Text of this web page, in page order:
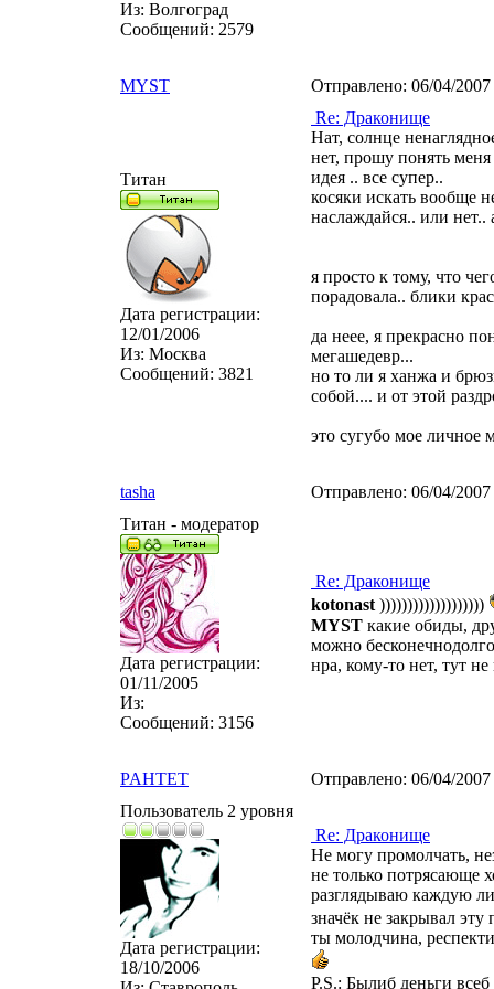
Из: Волгоград
Сообщений: 2579
MYST Отправлено: 06/04/
Титан
Дата регистрации:
12/01/2006
Из: Москва
Сообщений: 3821
Re: Драконище
Нат, солнце
нет, прошу понять меня
идея .. все супер..
косяки искать вообще
наслаждайся.. или
я просто к тому, что
порадовала.. блики
да неее, я прекрасно
мегашедевр...
но то ли я ханжа и
собой.... и от этой
это сугубо мое личное
tasha Отправлено: 06/04/
Титан - модератор
Дата регистрации:
01/11/2005
Из:
Сообщений: 3156
Re: Драконище
kotonast )))))))))))))))))))
MYST какие обиды,
можно
нра, кому-то нет, тут
PAHTET Отправлено: 06/04/
Пользователь 2 уровня
Дата регистрации:
18/10/2006
Re: Драконище
Не могу промолчать,
не только потрясающе
разглядываю каждую
значёк не закрывал эту
ты молодчина,
P.S.: Былиб деньги